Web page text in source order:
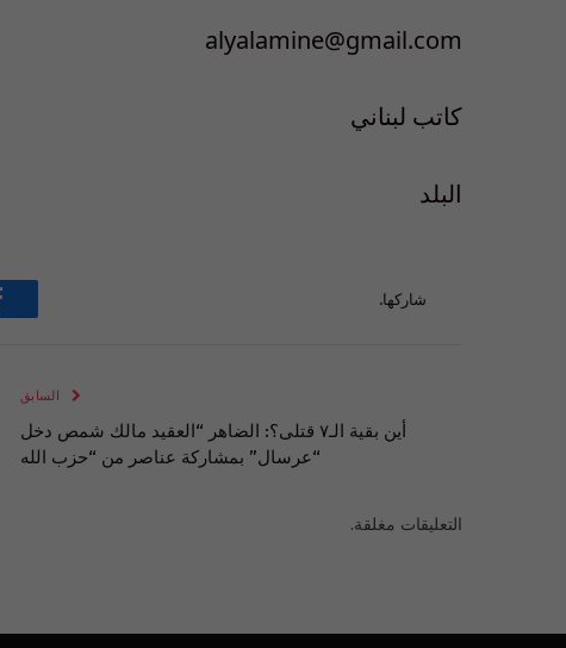
alyalamine@gmail.com
كاتب لبناني
البلد
شاركها.
السابق
أين بقية الـ٧ قتلى؟: الضاهر “العقيد مالك شمص دخل
“عرسال” بمشاركة عناصر من “حزب الله
التعليقات مغلقة.